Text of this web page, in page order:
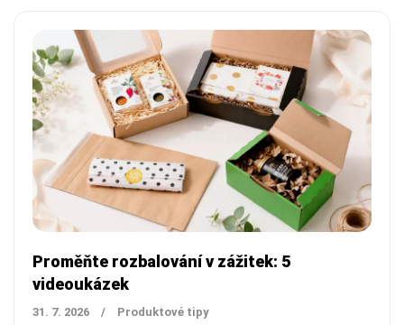
Proměňte rozbalování v zážitek: 5
videoukázek
31. 7. 2026 / Produktové tipy